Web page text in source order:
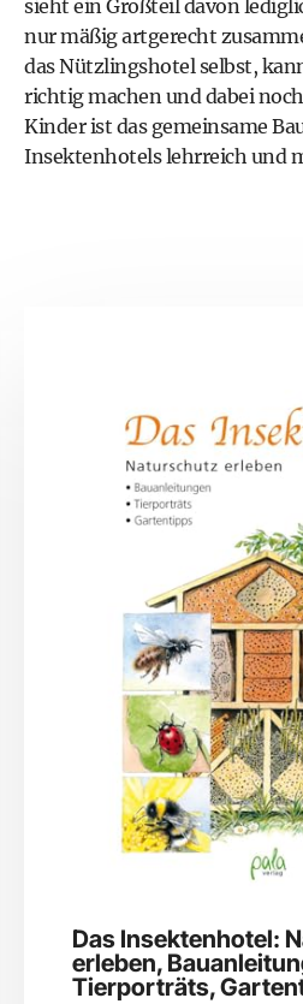
sieht ein Großteil davon
nur mäßig artgerecht
das Nützlingshotel selbst,
richtig machen und dabei
Kinder ist das gemeinsame
Insektenhotels lehrreich und
Das Insektenhotel:
erleben,
Tierporträts,